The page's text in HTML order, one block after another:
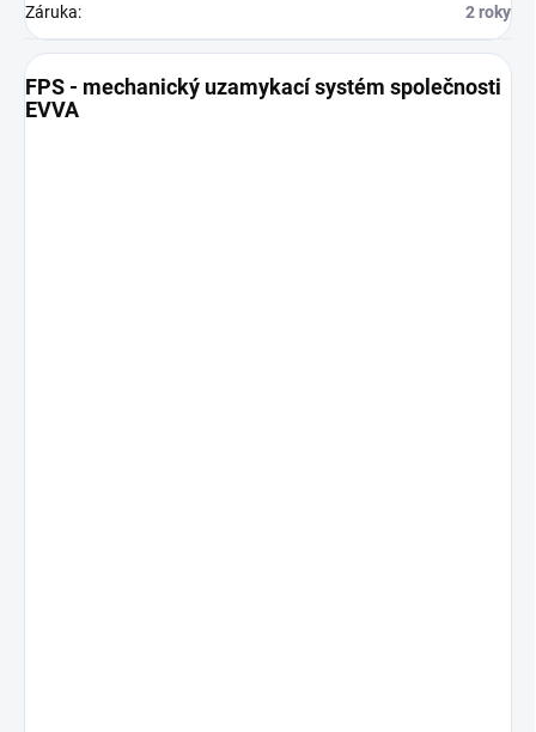
Záruka: 2 roky
FPS - mechanický uzamykací systém společnosti
EVVA